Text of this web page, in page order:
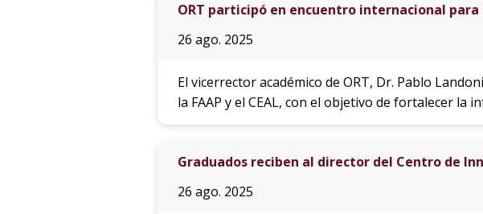
ORT participó en encuentro internacional
26 ago. 2025
El vicerrector académico de ORT, Dr. Pablo
la FAAP y el CEAL, con el objetivo de fortalecer la
Graduados reciben al director del Centro de
26 ago. 2025